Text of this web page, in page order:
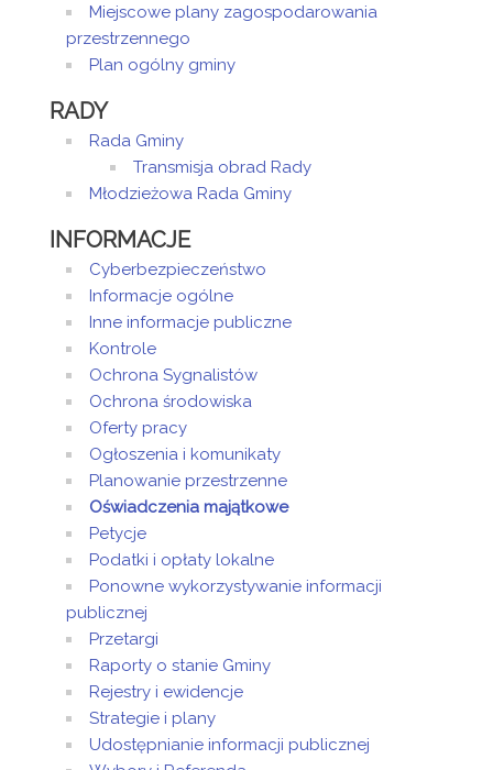
Tomasz
Gorwa - Radny
Rady Gminy
Gminy
Edyta
Borowczak -
Gminy
Patryk
Tomczak - Z-ca
Wójta Gminy,
Sekretarz
- Skarbnik Gminy
Święciechowa
Maria
Domańska -
pracownik
wydający
administracyjne -
Gminny Ośrodek
Pomocy
Społecznej w
Święciechowie
Karolina
Homska -
Makowska -
Kierownik
Centrum Usług
Miejscowe plany zagospodarowania
przestrzennego
Plan ogólny gminy
RADY
Rada Gminy
Transmisja obrad Rady
Młodzieżowa Rada Gminy
INFORMACJE
Cyberbezpieczeństwo
Informacje ogólne
Inne informacje publiczne
Kontrole
Ochrona Sygnalistów
Ochrona środowiska
Oferty pracy
Ogłoszenia i komunikaty
Planowanie przestrzenne
Oświadczenia majątkowe
Petycje
Podatki i opłaty lokalne
Ponowne wykorzystywanie informacji
publicznej
Przetargi
Raporty o stanie Gminy
Rejestry i ewidencje
Strategie i plany
Udostępnianie informacji publicznej